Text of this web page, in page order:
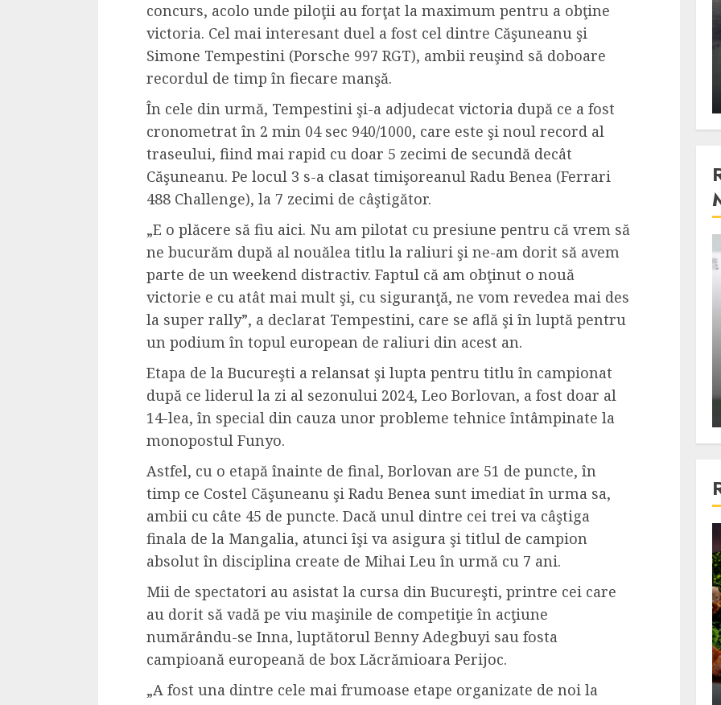
concurs, acolo unde piloţii au forţat la maximum pentru a obţine
victoria. Cel mai interesant duel a fost cel dintre Căşuneanu şi
Simone Tempestini (Porsche 997 RGT), ambii reuşind să doboare
recordul de timp în fiecare manşă.
În cele din urmă, Tempestini şi-a adjudecat victoria după ce a fost
cronometrat în 2 min 04 sec 940/1000, care este şi noul record al
traseului, fiind mai rapid cu doar 5 zecimi de secundă decât
Căşuneanu. Pe locul 3 s-a clasat timişoreanul Radu Benea (Ferrari
488 Challenge), la 7 zecimi de câştigător.
„E o plăcere să fiu aici. Nu am pilotat cu presiune pentru că vrem să
ne bucurăm după al nouălea titlu la raliuri şi ne-am dorit să avem
parte de un weekend distractiv. Faptul că am obţinut o nouă
victorie e cu atât mai mult şi, cu siguranţă, ne vom revedea mai des
la super rally”, a declarat Tempestini, care se află şi în luptă pentru
un podium în topul european de raliuri din acest an.
Etapa de la Bucureşti a relansat şi lupta pentru titlu în campionat
după ce liderul la zi al sezonului 2024, Leo Borlovan, a fost doar al
14-lea, în special din cauza unor probleme tehnice întâmpinate la
monopostul Funyo.
Astfel, cu o etapă înainte de final, Borlovan are 51 de puncte, în
timp ce Costel Căşuneanu şi Radu Benea sunt imediat în urma sa,
ambii cu câte 45 de puncte. Dacă unul dintre cei trei va câştiga
finala de la Mangalia, atunci îşi va asigura şi titlul de campion
absolut în disciplina create de Mihai Leu în urmă cu 7 ani.
Mii de spectatori au asistat la cursa din Bucureşti, printre cei care
au dorit să vadă pe viu maşinile de competiţie în acţiune
numărându-se Inna, luptătorul Benny Adegbuyi sau fosta
campioană europeană de box Lăcrămioara Perijoc.
„A fost una dintre cele mai frumoase etape organizate de noi la
Razboiul din Gaza, scanteia
fatala pentru Orientul
Mijlociu?
Lumina ar putea contribui
si ea la evaporarea apei in
natura
3 min read
Din fotoliu
Dungeons & Dragons:
Onoare printre hoti, un
film ca un joc care te
cucereste de la primele
cadre
4 min read
Din fotoliu
The Killer, un film care nu a
reusit sa se ridice la
nivelul asteptarilor
publicului si criticilor
4 min read
Bucatar de ocazie
Cele mai delicioase retete
cu piept de curcan
ALEXANDRU S. MAY 24, 2023
4 min read
Bucatar de ocazie
3 retete delicioase in care
carnea de rata e vedeta
incontestabila
ALEXANDRU S. NOVEMBER 29, 2023